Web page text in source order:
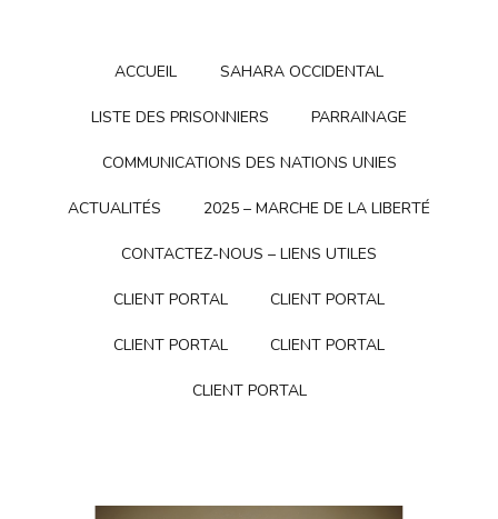
ACCUEIL SAHARA OCCIDENTAL
LISTE DES PRISONNIERS PARRAINAGE
COMMUNICATIONS DES NATIONS UNIES
ACTUALITÉS 2025 – MARCHE DE LA LIBERTÉ
CONTACTEZ-NOUS – LIENS UTILES
CLIENT PORTAL CLIENT PORTAL
CLIENT PORTAL CLIENT PORTAL
CLIENT PORTAL